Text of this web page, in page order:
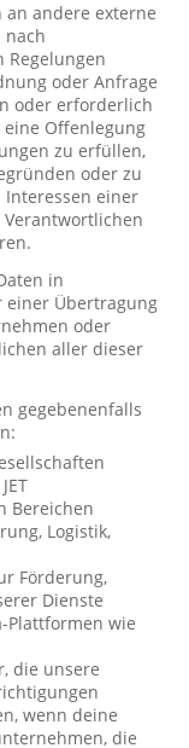
andere externe
nach
Regelungen
oder Anfrage
oder erforderlich
Offenlegung
zu erfüllen,
oder zu
einer
Verantwortlichen
in
einer Übertragung
oder
aller dieser
gegebenenfalls
Bereichen
Logistik,
Förderung,
Dienste
Plattformen wie
die unsere
wenn deine
die